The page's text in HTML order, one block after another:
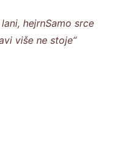
hejrnSamo srce
više ne stoje“